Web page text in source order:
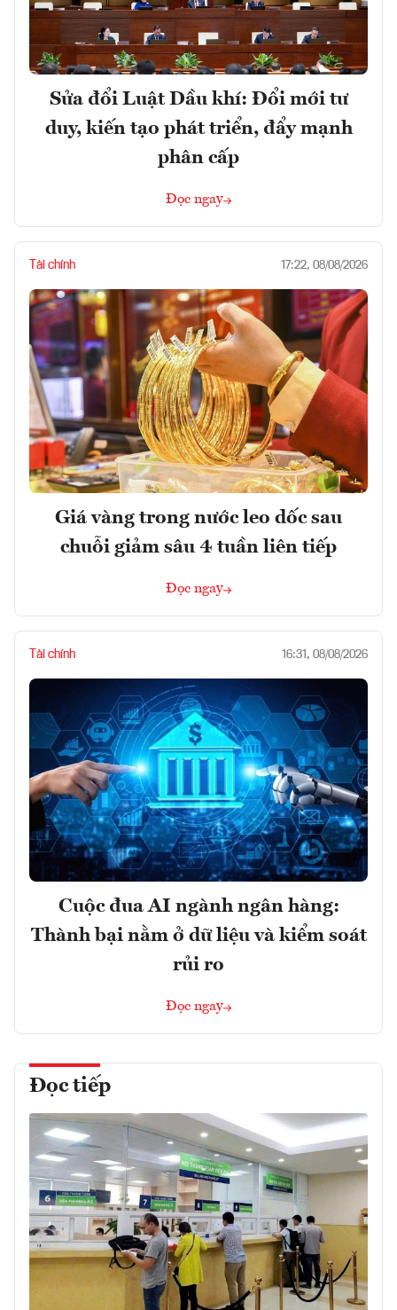
Sửa đổi Luật Dầu khí: Đổi mới tư
duy, kiến tạo phát triển, đẩy mạnh
phân cấp
Đọc ngay
Tài chính 17:22, 08/08/2026
Giá vàng trong nước leo dốc sau
chuỗi giảm sâu 4 tuần liên tiếp
Đọc ngay
Tài chính 16:31, 08/08/2026
Cuộc đua AI ngành ngân hàng:
Thành bại nằm ở dữ liệu và kiểm soát
rủi ro
Đọc ngay
Đọc tiếp